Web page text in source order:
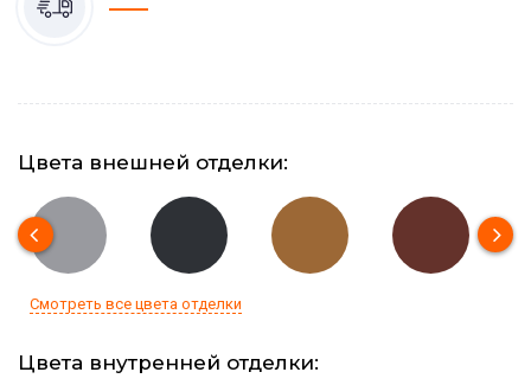
Цвета внешней отделки:
Смотреть все цвета отделки
Цвета внутренней отделки: